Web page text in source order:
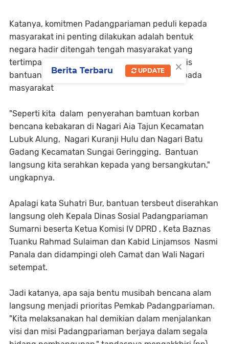
Katanya, komitmen Padangpariaman peduli kepada
masyarakat ini penting dilakukan adalah bentuk
negara hadir ditengah tengah masyarakat yang
tertimpa musibah bencana alam. Berbagai jenis
bantuan yang penting langsung diberikan kepada
masyarakat
"Seperti kita dalam penyerahan bamtuan korban
bencana kebakaran di Nagari Aia Tajun Kecamatan
Lubuk Alung, Nagari Kuranji Hulu dan Nagari Batu
Gadang Kecamatan Sungai Geringging. Bantuan
langsung kita serahkan kepada yang bersangkutan,"
ungkapnya.
Apalagi kata Suhatri Bur, bantuan tersbeut diserahkan
langsung oleh Kepala Dinas Sosial Padangpariaman
Sumarni beserta Ketua Komisi IV DPRD , Keta Baznas
Tuanku Rahmad Sulaiman dan Kabid Linjamsos Nasmi
Panala dan didampingi oleh Camat dan Wali Nagari
setempat.
Jadi katanya, apa saja bentu musibah bencana alam
langsung menjadi prioritas Pemkab Padangpariaman.
"Kita melaksanakan hal demikian dalam menjalankan
visi dan misi Padangpariaman berjaya dalam segala
×
Berita Terbaru UPDATE